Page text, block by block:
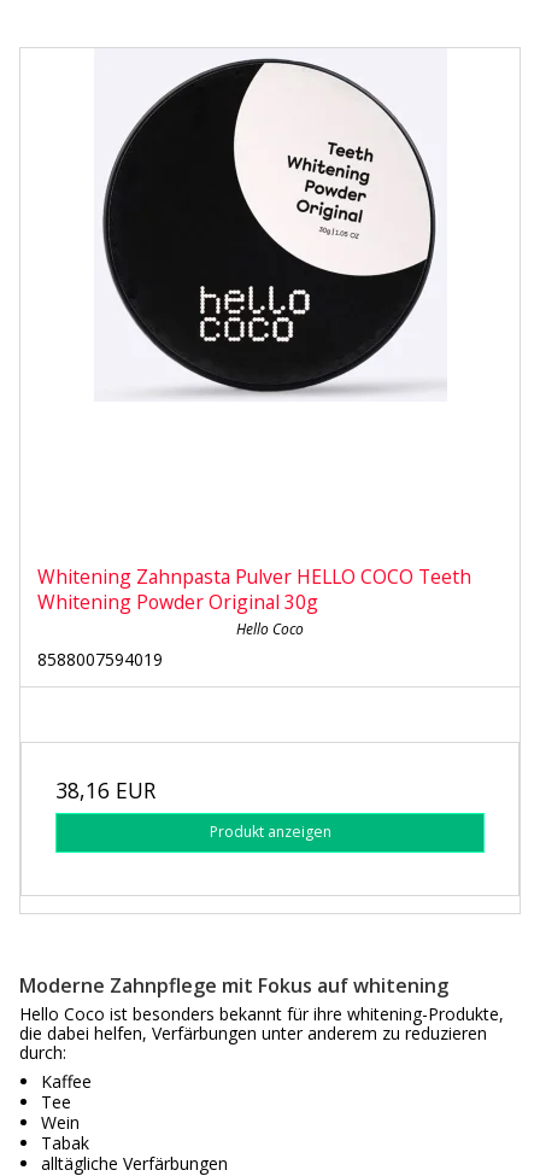
Whitening Zahnpasta Pulver HELLO COCO Teeth
Whitening Powder Original 30g
Hello Coco
8588007594019
38,16 EUR
Produkt anzeigen
Moderne Zahnpflege mit Fokus auf whitening
Hello Coco ist besonders bekannt für ihre whitening-Produkte,
die dabei helfen, Verfärbungen unter anderem zu reduzieren
durch:
Kaffee
Tee
Wein
Tabak
alltägliche Verfärbungen